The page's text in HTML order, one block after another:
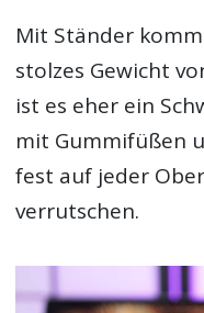
Mit Ständer
stolzes Gewicht
ist es eher ein
mit Gummifüßen
fest auf jeder
verrutschen.